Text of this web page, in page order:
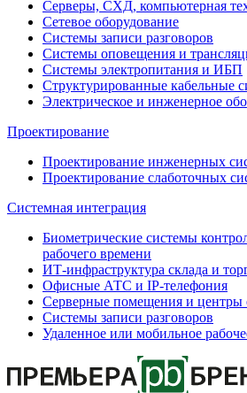
Серверы, СХД, компьютерная
Сетевое оборудование
Системы записи разговоров
Системы оповещения и
Системы электропитания и ИБП
Структурированные кабельные
Электрическое и инженерное
Проектирование
Проектирование инженерных
Проектирование слаботочных
Системная интеграция
Биометрические системы
рабочего времени
ИТ-инфраструктура склада и
Офисные АТС и IP-телефония
Серверные помещения и центры
Системы записи разговоров
Удаленное или мобильное